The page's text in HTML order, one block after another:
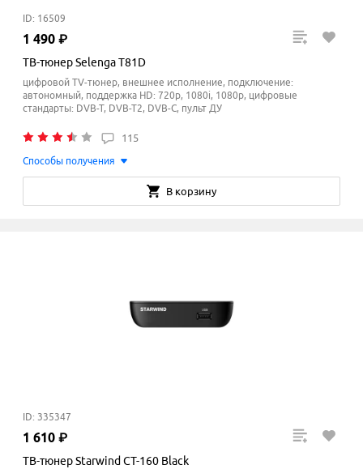
ID: 16509
1 490 ₽
ТВ-тюнер Selenga T81D
цифровой TV-тюнер, внешнее исполнение, подключение:
автономный, поддержка HD: 720p, 1080i, 1080p, цифровые
стандарты: DVB-T, DVB-T2, DVB-C, пульт ДУ
115
Способы получения
В корзину
ID: 335347
1 610 ₽
ТВ-тюнер Starwind CT-160 Black